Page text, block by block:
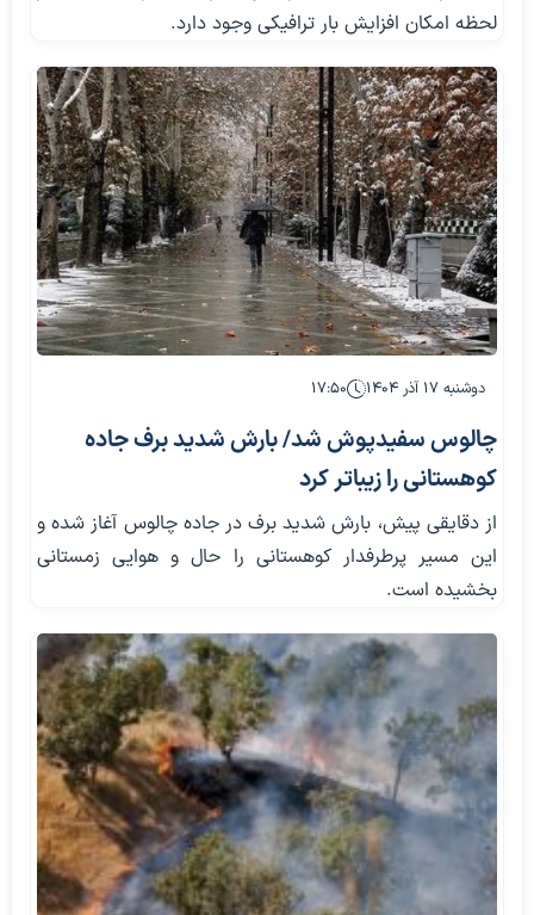
لحظه امکان افزایش بار ترافیکی وجود دارد.
دوشنبه ۱۷ آذر ۱۴۰۴ ۱۷:۵۰
چالوس سفیدپوش شد/ بارش شدید برف جاده
کوهستانی را زیباتر کرد
از دقایقی پیش، بارش شدید برف در جاده چالوس آغاز شده و
این مسیر پرطرفدار کوهستانی را حال و هوایی زمستانی
بخشیده است.